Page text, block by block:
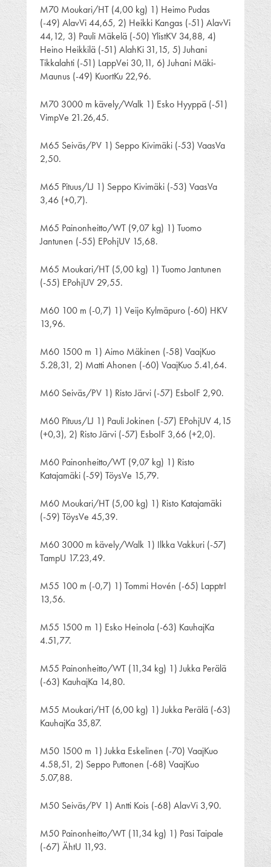
M70 Moukari/HT (4,00 kg) 1) Heimo Pudas
(-49) AlavVi 44,65, 2) Heikki Kangas (-51) AlavVi
44,12, 3) Pauli Mäkelä (-50) YlistKV 34,88, 4)
Heino Heikkilä (-51) AlahKi 31,15, 5) Juhani
Tikkalahti (-51) LappVei 30,11, 6) Juhani Mäki-
Maunus (-49) KuortKu 22,96.
M70 3000 m kävely/Walk 1) Esko Hyyppä (-51)
VimpVe 21.26,45.
M65 Seiväs/PV 1) Seppo Kivimäki (-53) VaasVa
2,50.
M65 Pituus/LJ 1) Seppo Kivimäki (-53) VaasVa
3,46 (+0,7).
M65 Painonheitto/WT (9,07 kg) 1) Tuomo
Jantunen (-55) EPohjUV 15,68.
M65 Moukari/HT (5,00 kg) 1) Tuomo Jantunen
(-55) EPohjUV 29,55.
M60 100 m (-0,7) 1) Veijo Kylmäpuro (-60) HKV
13,96.
M60 1500 m 1) Aimo Mäkinen (-58) VaajKuo
5.28,31, 2) Matti Ahonen (-60) VaajKuo 5.41,64.
M60 Seiväs/PV 1) Risto Järvi (-57) EsboIF 2,90.
M60 Pituus/LJ 1) Pauli Jokinen (-57) EPohjUV 4,15
(+0,3), 2) Risto Järvi (-57) EsboIF 3,66 (+2,0).
M60 Painonheitto/WT (9,07 kg) 1) Risto
Katajamäki (-59) TöysVe 15,79.
M60 Moukari/HT (5,00 kg) 1) Risto Katajamäki
(-59) TöysVe 45,39.
M60 3000 m kävely/Walk 1) Ilkka Vakkuri (-57)
TampU 17.23,49.
M55 100 m (-0,7) 1) Tommi Hovén (-65) LapptrI
13,56.
M55 1500 m 1) Esko Heinola (-63) KauhajKa
4.51,77.
M55 Painonheitto/WT (11,34 kg) 1) Jukka Perälä
(-63) KauhajKa 14,80.
M55 Moukari/HT (6,00 kg) 1) Jukka Perälä (-63)
KauhajKa 35,87.
M50 1500 m 1) Jukka Eskelinen (-70) VaajKuo
4.58,51, 2) Seppo Puttonen (-68) VaajKuo
5.07,88.
M50 Seiväs/PV 1) Antti Kois (-68) AlavVi 3,90.
M50 Painonheitto/WT (11,34 kg) 1) Pasi Taipale
(-67) ÄhtU 11,93.